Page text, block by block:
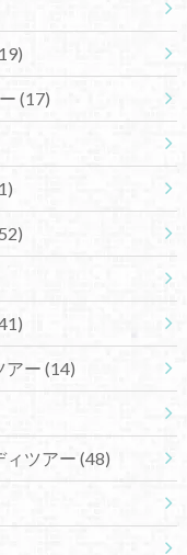
(17)
アー (14)
ィツアー (48)